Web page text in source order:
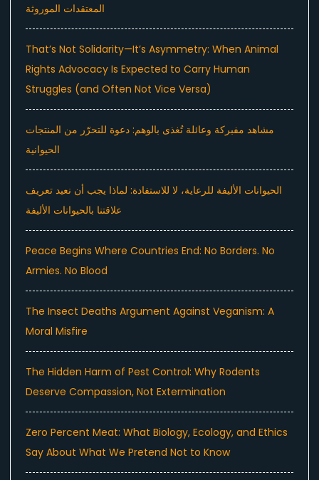
المعتقدات الموروثة
That’s Not Solidarity—It’s Asymmetry: When Animal
Rights Advocacy Is Expected to Carry Human
Struggles (and Often Not Vice Versa)
مشاهد مفبركة وعائلة تُغذى بالوهم: دعوة للتحرّر من المنتجات
الحيوانية
الحيوانات الأليفة للرعاية، لا للاستفادة: لماذا يجب أن نعيد تعريف
علاقتنا بالحيوانات الأليفة
Peace Begins Where Countries End: No Borders. No
Armies. No Blood
The Insect Deaths Argument Against Veganism: A
Moral Misfire
The Hidden Harm of Pest Control: Why Rodents
Deserve Compassion, Not Extermination
Zero Percent Meat: What Biology, Ecology, and Ethics
Say About What We Pretend Not to Know